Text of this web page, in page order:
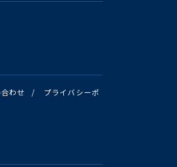
わせ /
プライバシーポ